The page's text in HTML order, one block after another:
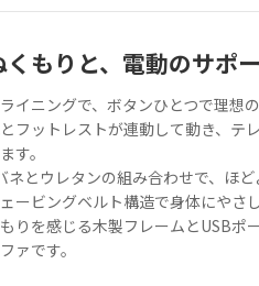
もりと、電動のサポー
イニングで、ボタンひとつで理想
フットレストが連動して動き、テ
す。
ネとウレタンの組み合わせで、ほ
ービングベルト構造で身体にやさ
りを感じる木製フレームとUSBポ
ァです。